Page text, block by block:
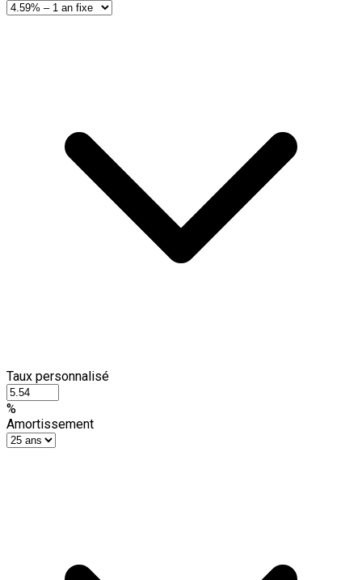
Taux personnalisé
%
Amortissement